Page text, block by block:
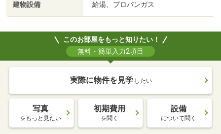
建物設備 給湯、プロパンガス
このお部屋をもっと知りたい！
無料・簡単入力2項目
実際に物件を見学 したい
写真
をもっと見たい
初期費用
を聞く
設備
について聞く